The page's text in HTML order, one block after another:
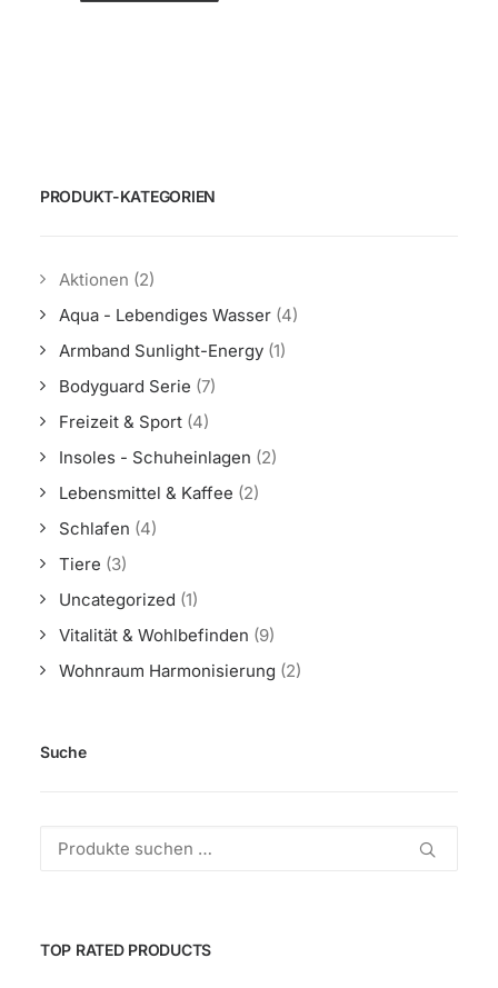
PRODUKT-KATEGORIEN
Aktionen (2)
Aqua - Lebendiges Wasser (4)
Armband Sunlight-Energy (1)
Bodyguard Serie (7)
Freizeit & Sport (4)
Insoles - Schuheinlagen (2)
Lebensmittel & Kaffee (2)
Schlafen (4)
Tiere (3)
Uncategorized (1)
Vitalität & Wohlbefinden (9)
Wohnraum Harmonisierung (2)
Suche
Suchen
TOP RATED PRODUCTS